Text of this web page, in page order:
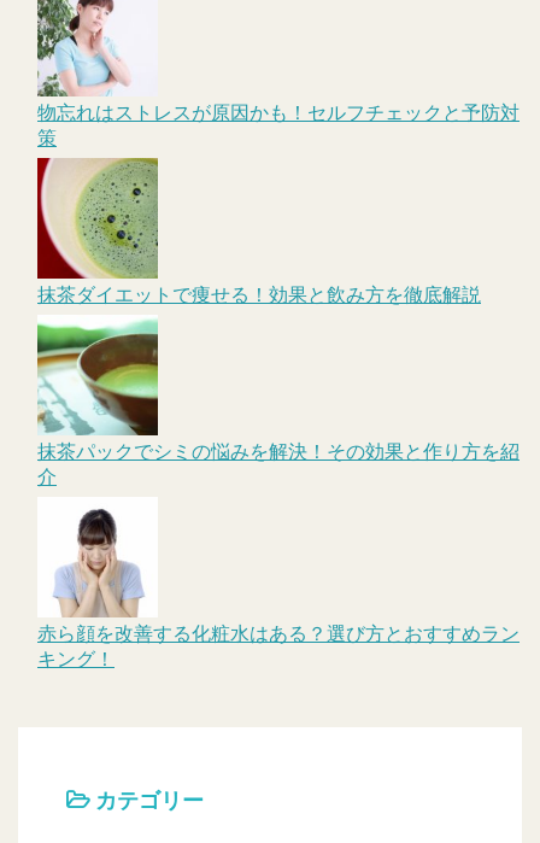
物忘れはストレスが原因かも！セルフチェックと予防対
策
抹茶ダイエットで痩せる！効果と飲み方を徹底解説
抹茶パックでシミの悩みを解決！その効果と作り方を紹
介
赤ら顔を改善する化粧水はある？選び方とおすすめラン
キング！
カテゴリー